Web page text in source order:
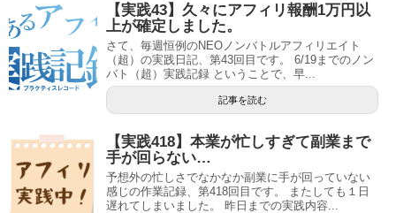
【実践43】久々にアフィリ報酬1万円以
上が確定しました。
さて、毎週恒例のNEOノンバトルアフィリエイト
（超）の実践日記、第43回目です。 6/19までのノン
バト（超）実践記録 ということで、早...
記事を読む
【実践418】本業が忙しすぎて副業まで
手が回らない…
予想外の忙しさでなかなか副業に手が回っていない
感じの作業記録、第418回目です。 またしても１日
遅れてしまいました。 昨日までの実践内容...